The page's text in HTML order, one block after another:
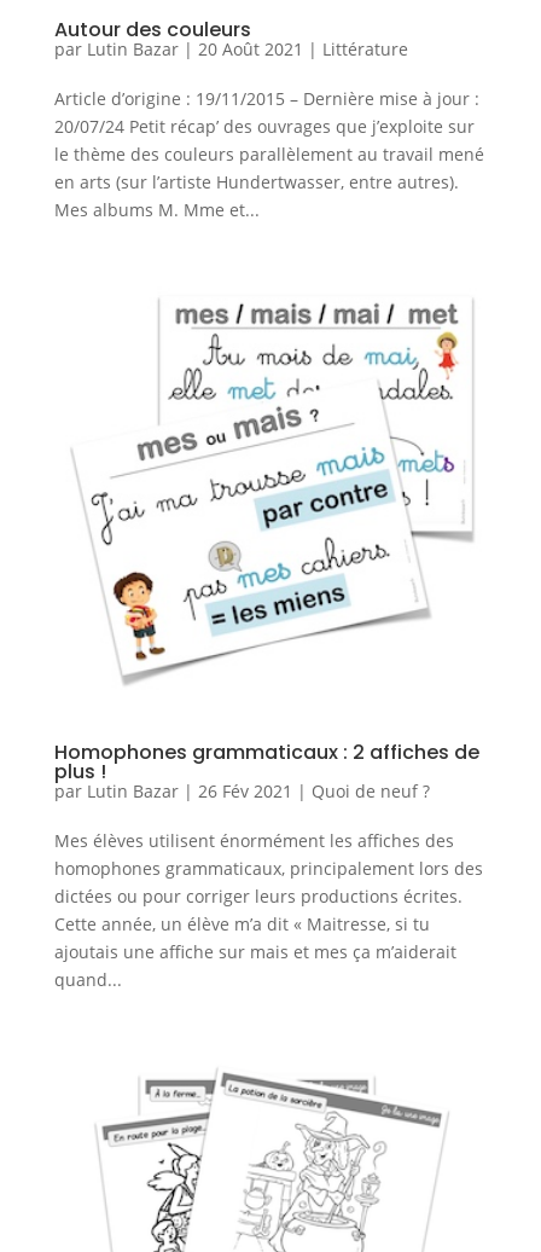
Autour des couleurs
par Lutin Bazar| 20 Août 2021 | Littérature
Article d’origine : 19/11/2015 – Dernière mise à jour :
20/07/24 Petit récap’ des ouvrages que j’exploite sur
le thème des couleurs parallèlement au travail mené
en arts (sur l’artiste Hundertwasser, entre autres).
Mes albums M. Mme et...
Homophones grammaticaux : 2 affiches de
plus !
par Lutin Bazar| 26 Fév 2021 | Quoi de neuf ?
Mes élèves utilisent énormément les affiches des
homophones grammaticaux, principalement lors des
dictées ou pour corriger leurs productions écrites.
Cette année, un élève m’a dit « Maitresse, si tu
ajoutais une affiche sur mais et mes ça m’aiderait
quand...